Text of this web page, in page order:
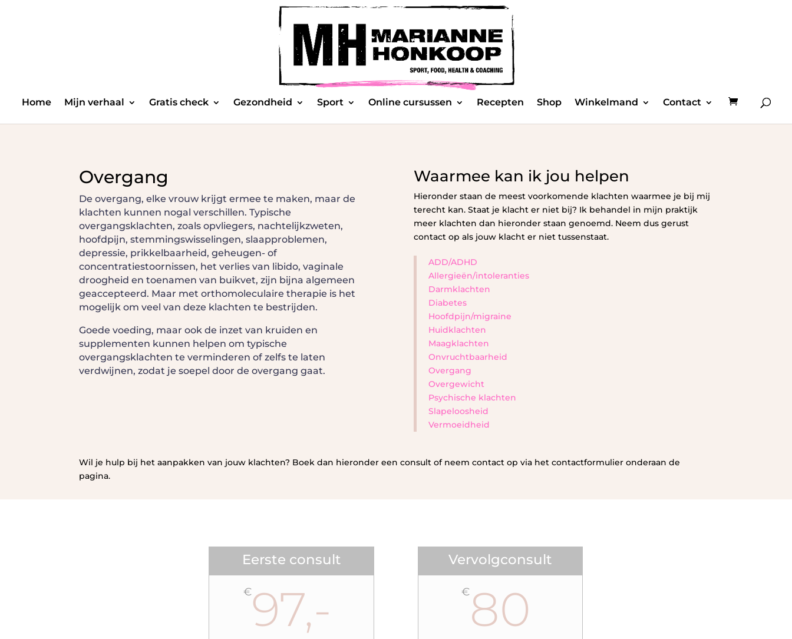
Home Mijn verhaal Gratis check Gezondheid Sport Online cursussen Recepten Shop Winkelmand Contact
Overgang
De overgang, elke vrouw krijgt ermee te maken, maar de
klachten kunnen nogal verschillen. Typische
overgangsklachten, zoals opvliegers, nachtelijkzweten,
hoofdpijn, stemmingswisselingen, slaapproblemen,
depressie, prikkelbaarheid, geheugen- of
concentratiestoornissen, het verlies van libido, vaginale
droogheid en toenamen van buikvet, zijn bijna algemeen
geaccepteerd. Maar met orthomoleculaire therapie is het
mogelijk om veel van deze klachten te bestrijden.
Goede voeding, maar ook de inzet van kruiden en
supplementen kunnen helpen om typische
overgangsklachten te verminderen of zelfs te laten
verdwijnen, zodat je soepel door de overgang gaat.
Waarmee kan ik jou helpen
Hieronder staan de meest voorkomende klachten waarmee je bij mij
terecht kan. Staat je klacht er niet bij? Ik behandel in mijn praktijk
meer klachten dan hieronder staan genoemd. Neem dus gerust
contact op als jouw klacht er niet tussenstaat.
ADD/ADHD
Allergieën/intoleranties
Darmklachten
Diabetes
Hoofdpijn/migraine
Huidklachten
Maagklachten
Onvruchtbaarheid
Overgang
Overgewicht
Psychische klachten
Slapeloosheid
Vermoeidheid
Wil je hulp bij het aanpakken van jouw klachten? Boek dan hieronder een consult of neem contact op via het contactformulier onderaan de
pagina.
Eerste consult
€97,-
Vervolgconsult
€80